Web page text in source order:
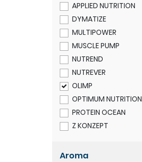
APPLIED NUTRITION
DYMATIZE
MULTIPOWER
MUSCLE PUMP
NUTREND
NUTREVER
OLIMP
OPTIMUM NUTRITION
PROTEIN OCEAN
Z KONZEPT
Aroma